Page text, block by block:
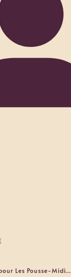
Les Pousse-Midi…